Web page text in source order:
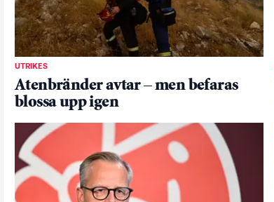
UTRIKES
Atenbränder avtar – men befaras
blossa upp igen